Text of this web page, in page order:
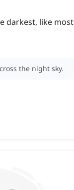
darkest, like most
the night sky.